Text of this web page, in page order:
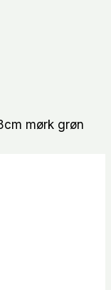
mørk grøn